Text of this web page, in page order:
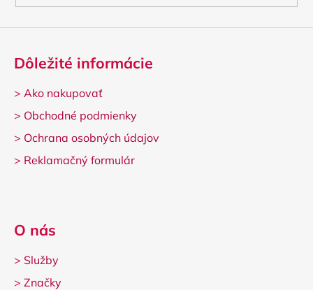
Dôležité informácie
> Ako nakupovať
> Obchodné podmienky
> Ochrana osobných údajov
> Reklamačný formulár
O nás
> Služby
> Značky